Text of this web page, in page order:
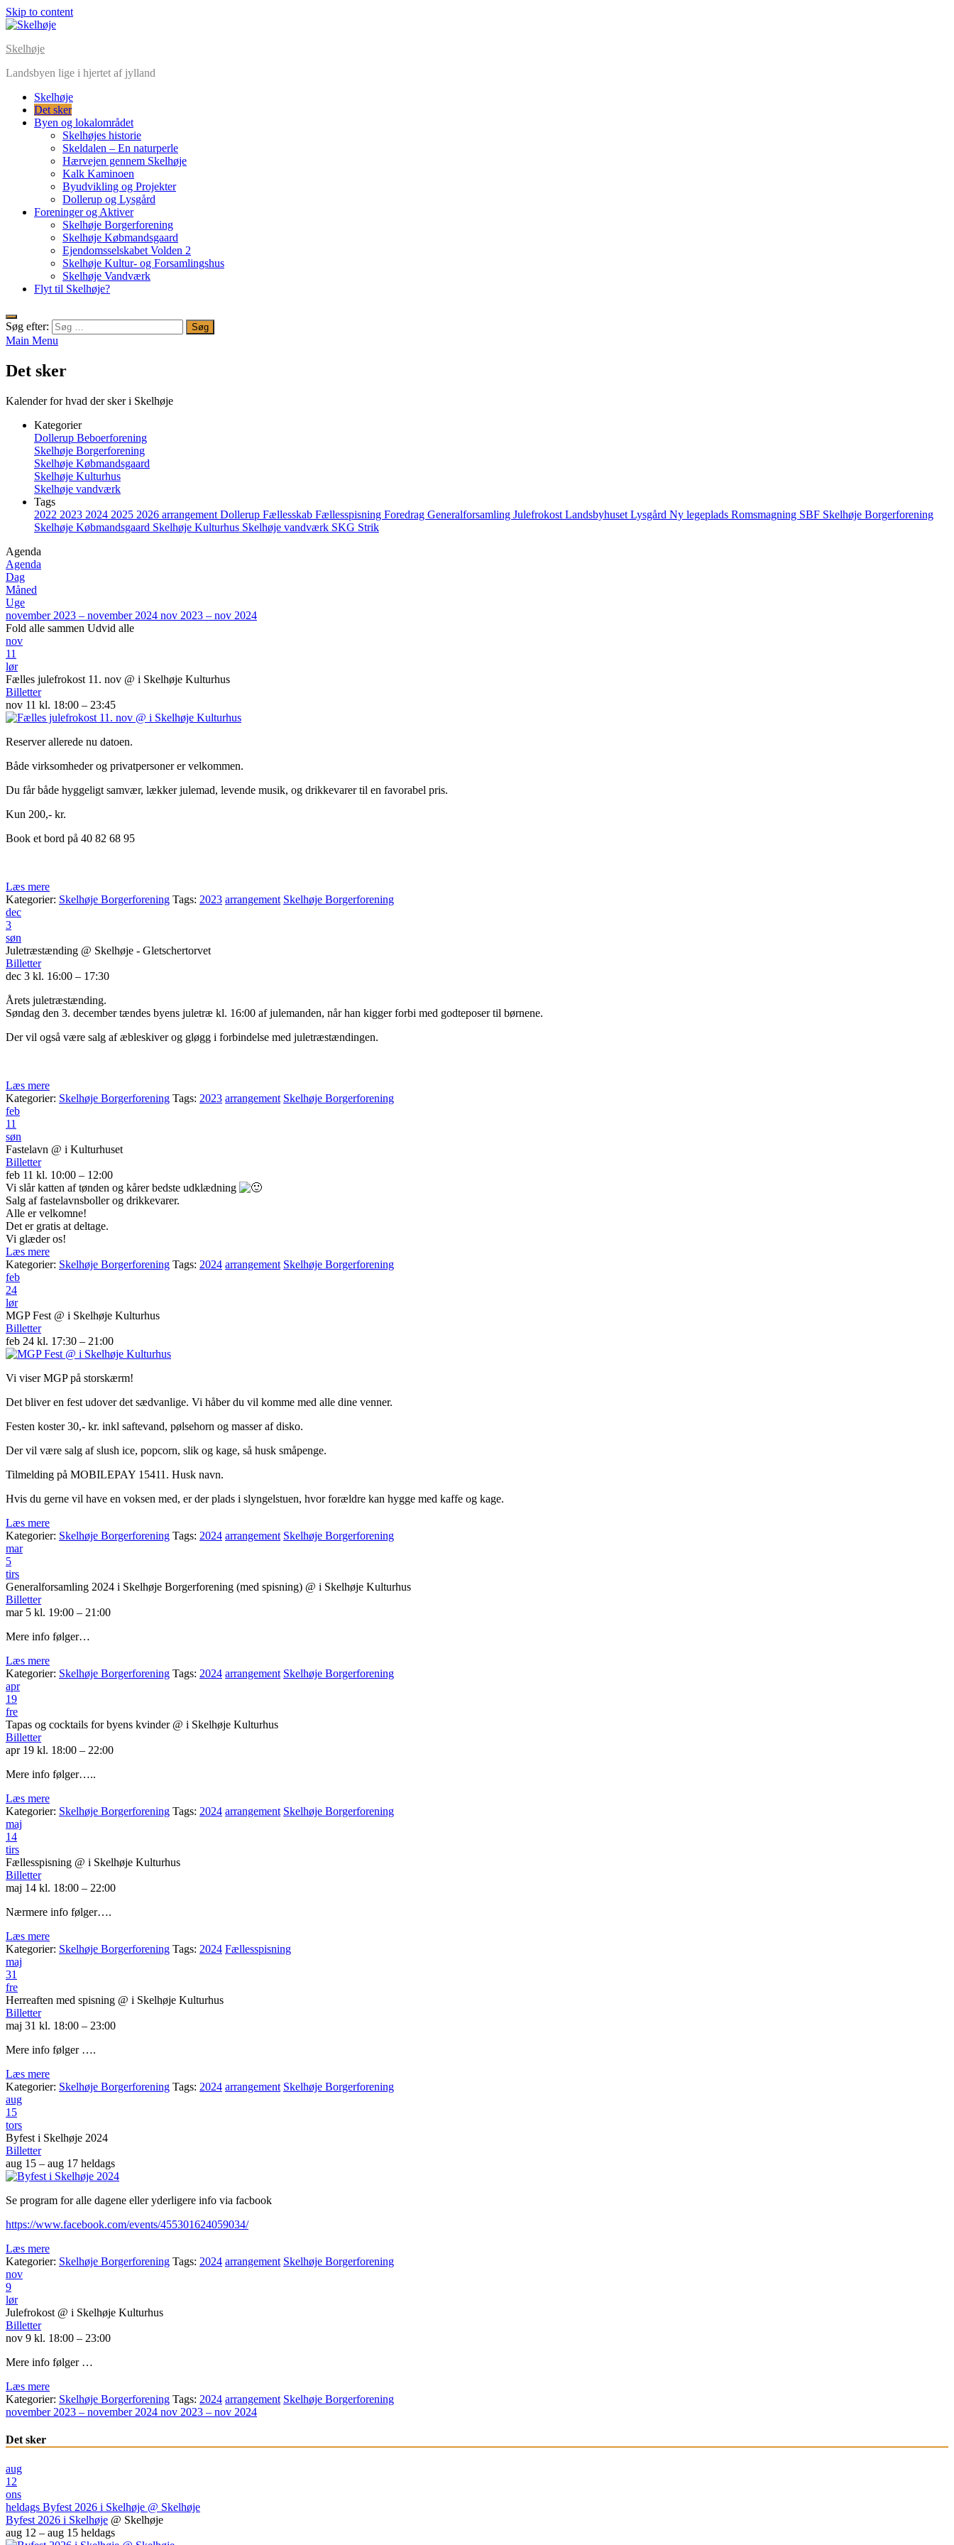
Skip to content
Skelhøje
Landsbyen lige i hjertet af jylland
Skelhøje
Det sker
Byen og lokalområdet
Skelhøjes historie
Skeldalen – En naturperle
Hærvejen gennem Skelhøje
Kalk Kaminoen
Byudvikling og Projekter
Dollerup og Lysgård
Foreninger og Aktiver
Skelhøje Borgerforening
Skelhøje Købmandsgaard
Ejendomsselskabet Volden 2
Skelhøje Kultur- og Forsamlingshus
Skelhøje Vandværk
Flyt til Skelhøje?
Søg efter:
Main Menu
Det sker
Kalender for hvad der sker i Skelhøje
Kategorier
Dollerup Beboerforening
Skelhøje Borgerforening
Skelhøje Købmandsgaard
Skelhøje Kulturhus
Skelhøje vandværk
Tags
2022 2023 2024 2025 2026 arrangement Dollerup Fællesskab Fællesspisning Foredrag Generalforsamling Julefrokost Landsbyhuset Lysgård Ny legeplads Romsmagning SBF Skelhøje Borgerforening
Skelhøje Købmandsgaard Skelhøje Kulturhus Skelhøje vandværk SKG Strik
Agenda
Agenda
Dag
Måned
Uge
november 2023 – november 2024 nov 2023 – nov 2024
Fold alle sammen Udvid alle
nov
11
lør
Fælles julefrokost 11. nov @ i Skelhøje Kulturhus
Billetter
nov 11 kl. 18:00 – 23:45
Reserver allerede nu datoen.
Både virksomheder og privatpersoner er velkommen.
Du får både hyggeligt samvær, lækker julemad, levende musik, og drikkevarer til en favorabel pris.
Kun 200,- kr.
Book et bord på 40 82 68 95
Læs mere
Kategorier: Skelhøje Borgerforening Tags: 2023 arrangement Skelhøje Borgerforening
dec
3
søn
Juletræstænding @ Skelhøje - Gletschertorvet
Billetter
dec 3 kl. 16:00 – 17:30
Årets juletræstænding.
Søndag den 3. december tændes byens juletræ kl. 16:00 af julemanden, når han kigger forbi med godteposer til børnene.
Der vil også være salg af æbleskiver og gløgg i forbindelse med juletræstændingen.
Læs mere
Kategorier: Skelhøje Borgerforening Tags: 2023 arrangement Skelhøje Borgerforening
feb
11
søn
Fastelavn @ i Kulturhuset
Billetter
feb 11 kl. 10:00 – 12:00
Vi slår katten af tønden og kårer bedste udklædning
Salg af fastelavnsboller og drikkevarer.
Alle er velkomne!
Det er gratis at deltage.
Vi glæder os!
Læs mere
Kategorier: Skelhøje Borgerforening Tags: 2024 arrangement Skelhøje Borgerforening
feb
24
lør
MGP Fest @ i Skelhøje Kulturhus
Billetter
feb 24 kl. 17:30 – 21:00
Vi viser MGP på storskærm!
Det bliver en fest udover det sædvanlige. Vi håber du vil komme med alle dine venner.
Festen koster 30,- kr. inkl saftevand, pølsehorn og masser af disko.
Der vil være salg af slush ice, popcorn, slik og kage, så husk småpenge.
Tilmelding på MOBILEPAY 15411. Husk navn.
Hvis du gerne vil have en voksen med, er der plads i slyngelstuen, hvor forældre kan hygge med kaffe og kage.
Læs mere
Kategorier: Skelhøje Borgerforening Tags: 2024 arrangement Skelhøje Borgerforening
mar
5
tirs
Generalforsamling 2024 i Skelhøje Borgerforening (med spisning) @ i Skelhøje Kulturhus
Billetter
mar 5 kl. 19:00 – 21:00
Mere info følger…
Læs mere
Kategorier: Skelhøje Borgerforening Tags: 2024 arrangement Skelhøje Borgerforening
apr
19
fre
Tapas og cocktails for byens kvinder @ i Skelhøje Kulturhus
Billetter
apr 19 kl. 18:00 – 22:00
Mere info følger…..
Læs mere
Kategorier: Skelhøje Borgerforening Tags: 2024 arrangement Skelhøje Borgerforening
maj
14
tirs
Fællesspisning @ i Skelhøje Kulturhus
Billetter
maj 14 kl. 18:00 – 22:00
Nærmere info følger….
Læs mere
Kategorier: Skelhøje Borgerforening Tags: 2024 Fællesspisning
maj
31
fre
Herreaften med spisning @ i Skelhøje Kulturhus
Billetter
maj 31 kl. 18:00 – 23:00
Mere info følger ….
Læs mere
Kategorier: Skelhøje Borgerforening Tags: 2024 arrangement Skelhøje Borgerforening
aug
15
tors
Byfest i Skelhøje 2024
Billetter
aug 15 – aug 17 heldags
Se program for alle dagene eller yderligere info via facbook
https://www.facebook.com/events/455301624059034/
Læs mere
Kategorier: Skelhøje Borgerforening Tags: 2024 arrangement Skelhøje Borgerforening
nov
9
lør
Julefrokost @ i Skelhøje Kulturhus
Billetter
nov 9 kl. 18:00 – 23:00
Mere info følger …
Læs mere
Kategorier: Skelhøje Borgerforening Tags: 2024 arrangement Skelhøje Borgerforening
november 2023 – november 2024 nov 2023 – nov 2024
Det sker
aug
12
ons
heldags Byfest 2026 i Skelhøje @ Skelhøje
Byfest 2026 i Skelhøje @ Skelhøje
aug 12 – aug 15 heldags